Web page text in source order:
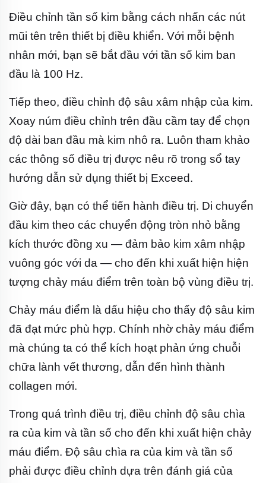
Điều chỉnh tần số kim bằng cách nhấn các nút
mũi tên trên thiết bị điều khiển. Với mỗi bệnh
nhân mới, bạn sẽ bắt đầu với tần số kim ban
đầu là 100 Hz.
Tiếp theo, điều chỉnh độ sâu xâm nhập của kim.
Xoay núm điều chỉnh trên đầu cầm tay để chọn
độ dài ban đầu mà kim nhô ra. Luôn tham khảo
các thông số điều trị được nêu rõ trong sổ tay
hướng dẫn sử dụng thiết bị Exceed.
Giờ đây, bạn có thể tiến hành điều trị. Di chuyển
đầu kim theo các chuyển động tròn nhỏ bằng
kích thước đồng xu — đảm bảo kim xâm nhập
vuông góc với da — cho đến khi xuất hiện hiện
tượng chảy máu điểm trên toàn bộ vùng điều trị.
Chảy máu điểm là dấu hiệu cho thấy độ sâu kim
đã đạt mức phù hợp. Chính nhờ chảy máu điểm
mà chúng ta có thể kích hoạt phản ứng chuỗi
chữa lành vết thương, dẫn đến hình thành
collagen mới.
Trong quá trình điều trị, điều chỉnh độ sâu chìa
ra của kim và tần số cho đến khi xuất hiện chảy
máu điểm. Độ sâu chìa ra của kim và tần số
phải được điều chỉnh dựa trên đánh giá của